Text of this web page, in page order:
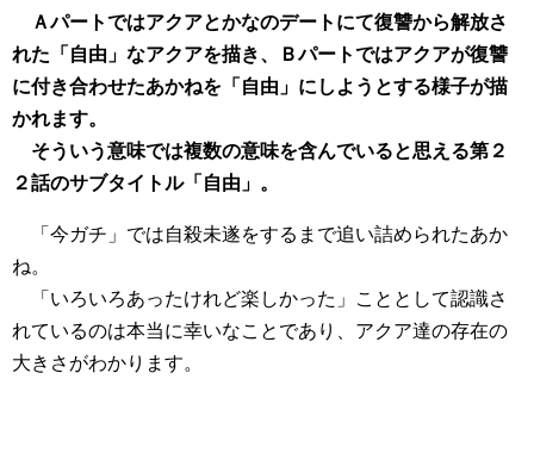
Ａパートではアクアとかなのデートにて復讐から解放さ
れた「自由」なアクアを描き、Ｂパートではアクアが復讐
に付き合わせたあかねを「自由」にしようとする様子が描
かれます。
そういう意味では複数の意味を含んでいると思える第２
２話のサブタイトル「自由」。
「今ガチ」では自殺未遂をするまで追い詰められたあか
ね。
「いろいろあったけれど楽しかった」こととして認識さ
れているのは本当に幸いなことであり、アクア達の存在の
大きさがわかります。